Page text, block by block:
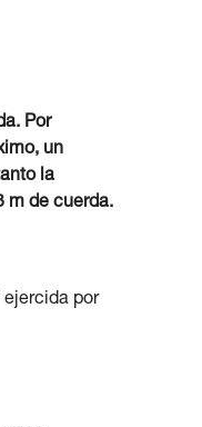
Por
un
la
m de cuerda.
ejercida por